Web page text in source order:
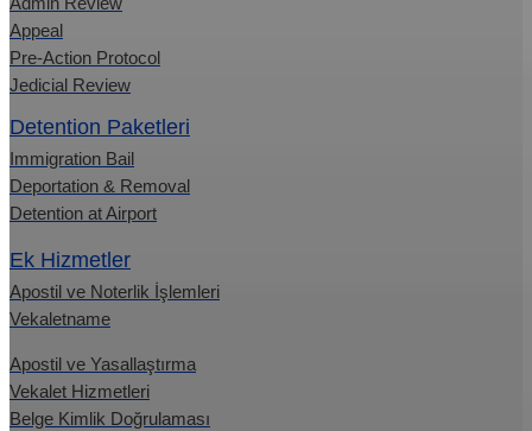
Appeal
Pre-Action Protocol
Jedicial Review
Detention Paketleri
Immigration Bail
Deportation & Removal
Detention at Airport
Ek Hizmetler
Apostil ve Noterlik İşlemleri
Vekaletname
Apostil ve Yasallaştırma
Vekalet Hizmetleri
Belge Kimlik Doğrulaması